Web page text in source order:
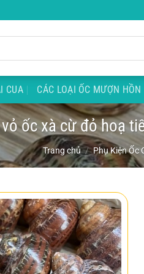
CUA CÁC LOẠI ỐC MƯỢN HỒN
ốc xà cừ đỏ hoạ
Trang chủ / Phụ Kiện Ốc